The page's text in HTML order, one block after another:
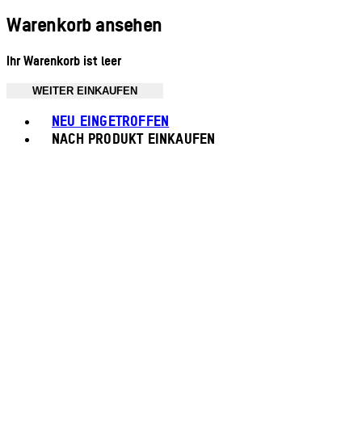
Warenkorb ansehen
Ihr Warenkorb ist leer
WEITER EINKAUFEN
NEU EINGETROFFEN
NACH PRODUKT EINKAUFEN